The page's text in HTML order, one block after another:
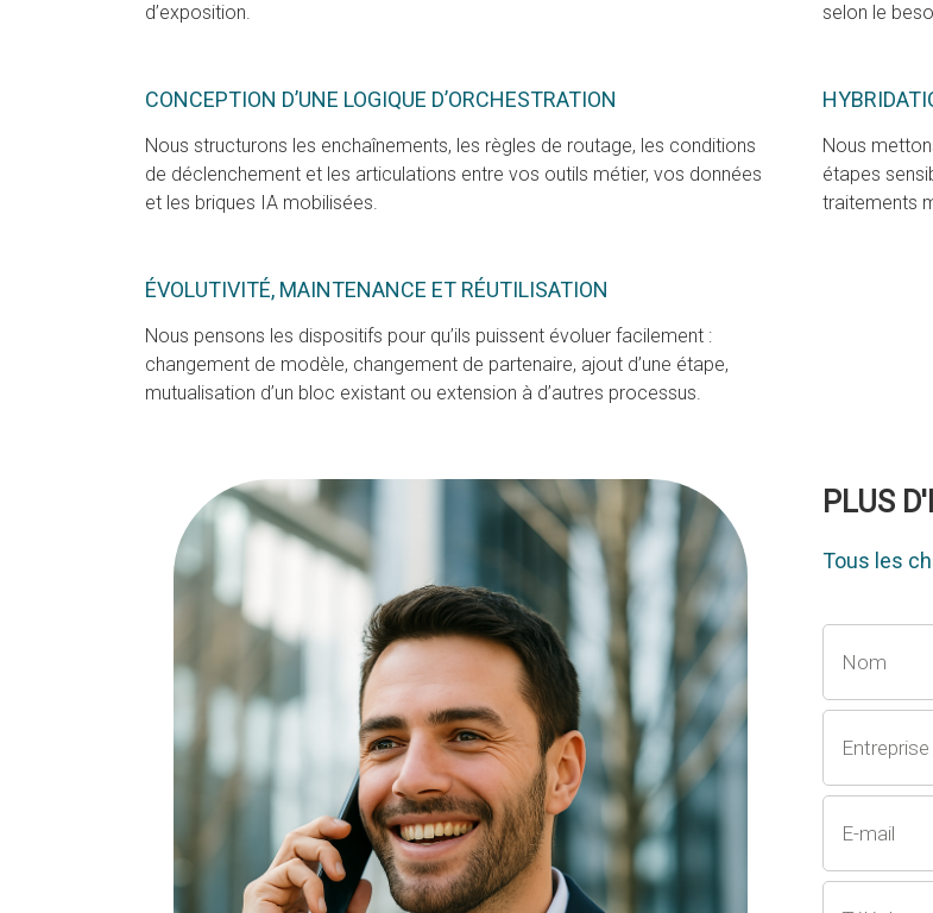
d’exposition.
selon le
CONCEPTION D’UNE LOGIQUE D’ORCHESTRATION
Nous structurons les enchaînements, les règles de routage, les conditions
de déclenchement et les articulations entre vos outils métier, vos données
et les briques IA mobilisées.
Nous
étapes
traitements
ÉVOLUTIVITÉ, MAINTENANCE ET RÉUTILISATION
Nous pensons les dispositifs pour qu’ils puissent évoluer facilement :
changement de modèle, changement de partenaire, ajout d’une étape,
mutualisation d’un bloc existant ou extension à d’autres processus.
PLUS
Tous les